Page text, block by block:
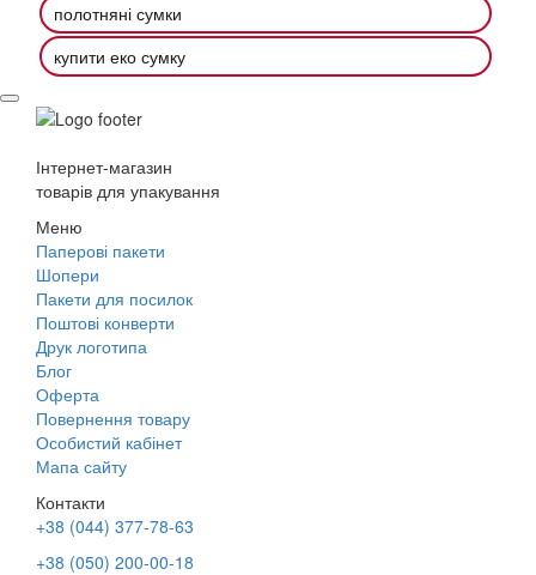
полотняні сумки
купити еко сумку
Інтернет-магазин
товарів для упакування
Меню
Паперові пакети
Шопери
Пакети для посилок
Поштові конверти
Друк логотипа
Блог
Оферта
Повернення товару
Особистий кабінет
Мапа сайту
Контакти
+38 (044) 377-78-63
+38 (050) 200-00-18